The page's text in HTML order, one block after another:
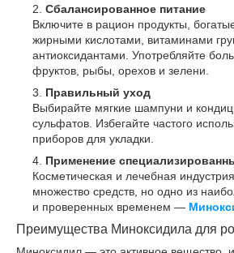
Сбалансированное питание
Включите в рацион продукты,
жирными кислотами, витаминами
антиоксидантами. Употребляйте
фруктов, рыбы, орехов и зелени.
Правильный уход
Выбирайте мягкие шампуни и
сульфатов. Избегайте частого
приборов для укладки.
Применение
Косметическая и лечебная
множество средств, но одно из
и проверенных временем —
Преимущества Миноксидила для